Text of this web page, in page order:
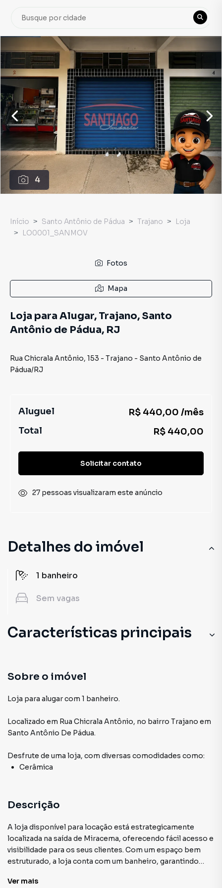
4
Detalhes do imóvel
1 banheiro
Sem vagas
Características principais
Sobre o imóvel
Loja para alugar com 1 banheiro.
Localizado em Rua Chicrala Antônio, no bairro Trajano em
Santo Antônio De Pádua.
Desfrute de uma loja, com diversas comodidades como:
Cerâmica
Descrição
A loja disponível para locação está estrategicamente
localizada na saída de Miracema, oferecendo fácil acesso e
visibilidade para os seus clientes. Com um espaço bem
estruturado, a loja conta com um banheiro, garantindo
clientes. Este espaço é ideal para diversos tipos de
Ver mais
Início Santo Antônio de Pádua Trajano
Loja
LO0001_SANMOV
Fotos
Mapa
Loja para Alugar, Trajano, Santo
Antônio de Pádua, RJ
Rua Chicrala Antônio, 153 - Trajano - Santo Antônio de
Pádua/RJ
Aluguel
R$ 440,00 /mês
Total
R$ 440,00
Solicitar contato
27 pessoas visualizaram este anúncio